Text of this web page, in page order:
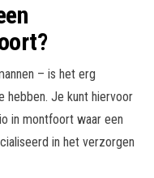
– is het erg
hebben. Je kunt hiervoor
in montfoort waar een
in het verzorgen